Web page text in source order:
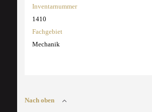
Inventarnummer
1410
Fachgebiet
Mechanik
Nach oben